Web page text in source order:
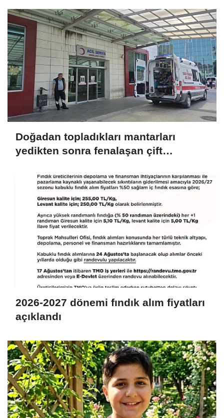
Doğadan topladıkları mantarları
yedikten sonra fenalaşan çift
2026-2027 dönemi fındık alım fiyatları
açıklandı